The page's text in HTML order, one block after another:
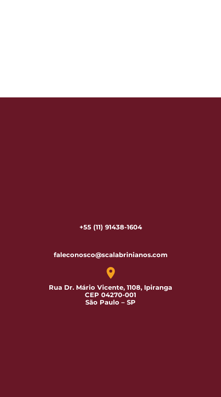
+55 (11) 91438-1604
faleconosco@scalabrinianos.com
Rua Dr. Mário Vicente, 1108, Ipiranga
CEP 04270-001
São Paulo – SP